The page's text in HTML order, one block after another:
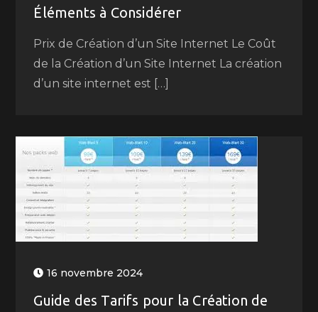
Éléments à Considérer
Prix de Création d’un Site Internet Le Coût
de la Création d’un Site Internet La création
d’un site internet est […]
16 novembre 2024
Guide des Tarifs pour la Création de